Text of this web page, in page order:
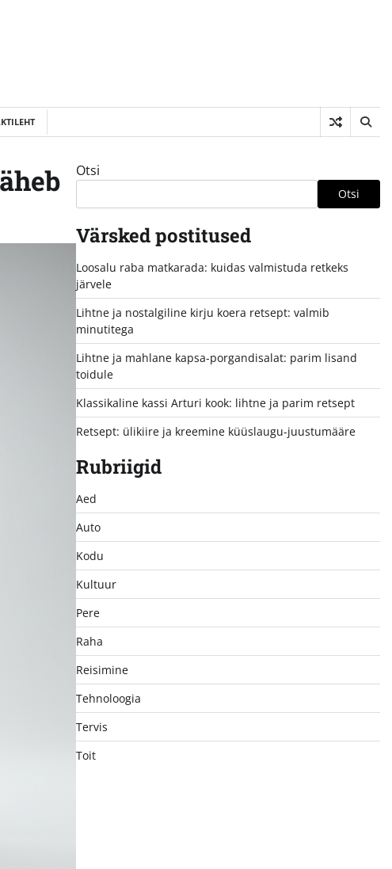
Otsi
Otsi
Värsked postitused
Loosalu raba matkarada: kuidas valmistuda retkeks
järvele
Lihtne ja nostalgiline kirju koera retsept: valmib
minutitega
Lihtne ja mahlane kapsa-porgandisalat: parim lisand
toidule
Klassikaline kassi Arturi kook: lihtne ja parim retsept
Retsept: ülikiire ja kreemine küüslaugu-juustumääre
Rubriigid
Aed
Auto
Kodu
Kultuur
Pere
Raha
Reisimine
Tehnoloogia
Tervis
Toit